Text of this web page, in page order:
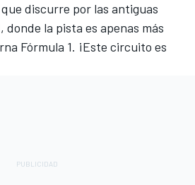
discurre por las antiguas
donde la pista es apenas más
Fórmula 1. ¡Este circuito es